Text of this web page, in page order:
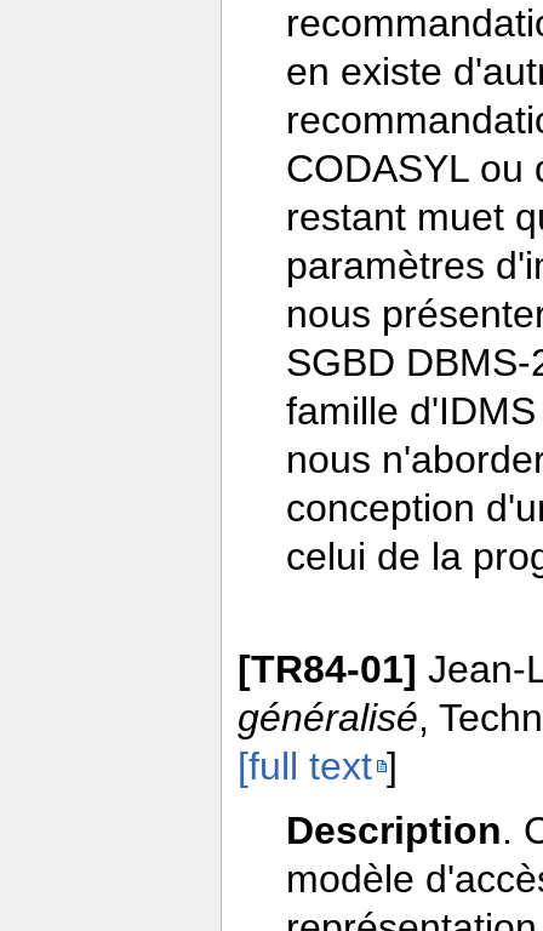
en existe
CODASYL ou
restant muet
paramètres
nous
SGBD
famille
nous
conception
celui de la
[TR84-01] Jean-
généralisé,
[full text ]
Description.
modèle